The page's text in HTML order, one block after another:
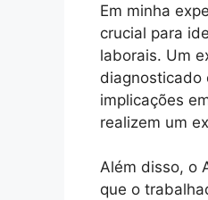
Em minha
crucial para
laborais. Um
diagnosticado
implicações
realizem um
Além disso, o
que o